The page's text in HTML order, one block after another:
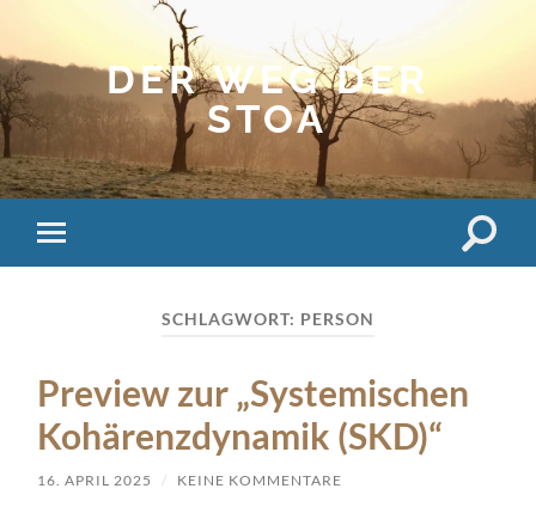
DER WEG DER
STOA
Mobile-
Menü
SCHLAGWORT: PERSON
Preview zur „Systemischen
Kohärenzdynamik (SKD)“
16. APRIL 2025 / KEINE KOMMENTARE